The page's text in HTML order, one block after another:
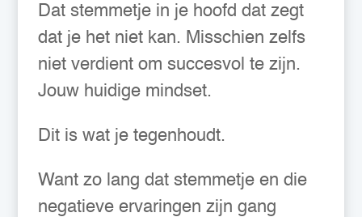
Dat stemmetje in je hoofd dat zegt
dat je het niet kan. Misschien zelfs
niet verdient om succesvol te zijn.
Jouw huidige mindset.
Dit is wat je tegenhoudt.
Want zo lang dat stemmetje en die
negatieve ervaringen zijn gang